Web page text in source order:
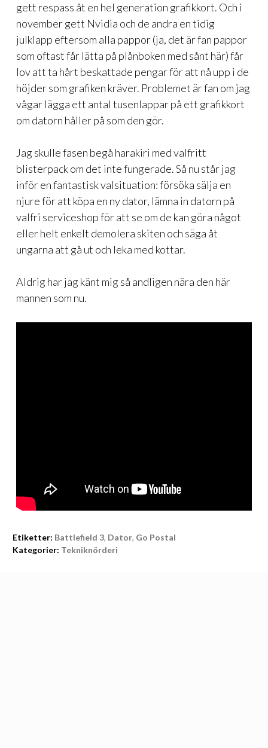
gett respass åt en hel generation grafikkort. Och i
november gett Nvidia och de andra en tidig
julklapp eftersom alla pappor (ja, det är fan pappor
som oftast får lätta på plånboken med sånt här) får
lov att ta hårt beskattade pengar för att nå upp i de
höjder som grafiken kräver. Problemet är fan om jag
vågar lägga ett antal tusenlappar på ett grafikkort
om datorn håller på som den gör.
Jag skulle fasen begå harakiri med valfritt
blisterpack om det inte fungerade. Så nu står jag
inför en fantastisk valsituation: försöka sälja en
njure för att köpa en ny dator, lämna in datorn på
valfri serviceshop för att se om de kan göra något
eller helt enkelt demolera skiten och säga åt
ungarna att gå ut och leka med kottar.
Aldrig har jag känt mig så andligen nära den här
mannen som nu.
Etiketter: Battlefield 3, Dator, Go Postal
Kategorier: Tekniknörderi